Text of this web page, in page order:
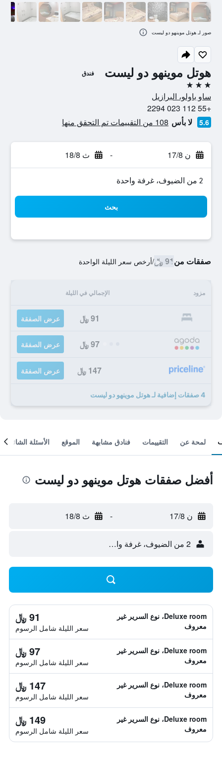
هوتل موينهو دو ليست فندق
3 نجوم
ساو باولو، البرازيل
+55 112 023 2294
5.6 لا بأس 108 من التقييمات تم التحقق منها
ن 17/8 - ث 18/8
2 من الضيوف، غرفة واحدة
بحث
صفقات من91 ﷼ /أرخص سعر الليلة الواحدة
مزود الإجمالي في الليلة
91 ﷼ عرض الصفقة
97 ﷼ عرض الصفقة
147 ﷼ عرض الصفقة
4 صفقات إضافية لـ هوتل موينهو دو ليست
صور لـ هوتل موينهو دو ليست
لمحة عن التقييمات فنادق مشابهة الموقع الأسئلة الشائعة
أفضل صفقات هوتل موينهو دو ليست
ن 17/8 - ث 18/8
2 من الضيوف، غرفة واحدة
Deluxe room، نوع السرير غير
معروف
91 ﷼
سعر الليلة شامل الرسوم
Deluxe room، نوع السرير غير
معروف
97 ﷼
سعر الليلة شامل الرسوم
Deluxe room، نوع السرير غير
معروف
147 ﷼
سعر الليلة شامل الرسوم
Deluxe room، نوع السرير غير
معروف
149 ﷼
سعر الليلة شامل الرسوم